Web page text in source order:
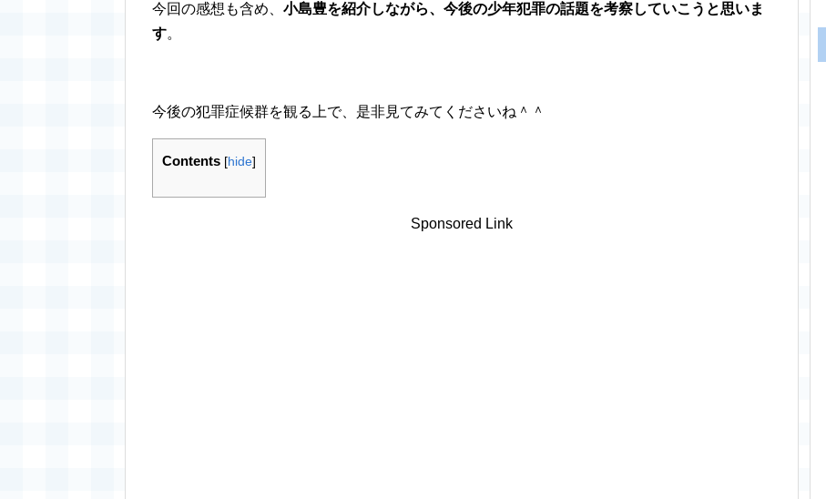
今回の感想も含め、 小島豊を紹介しながら、今後の少年犯罪の話題を考察していこうと思いま
す。
今後の犯罪症候群を観る上で、是非見てみてくださいね＾＾
Contents [hide]
Sponsored Link